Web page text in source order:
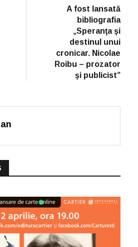
A fost lansată
bibliografia
„Speranţa şi
destinul unui
cronicar. Nicolae
Roibu – prozator
şi publicist”